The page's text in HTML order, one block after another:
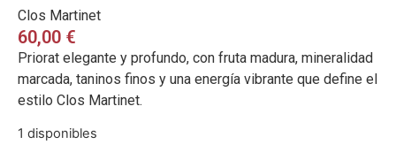
Clos Martinet
60,00 €
Priorat elegante y profundo, con fruta madura, mineralidad
marcada, taninos finos y una energía vibrante que define el
estilo Clos Martinet.
1 disponibles